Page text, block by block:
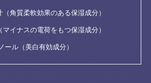
（角質柔軟効果のある保湿成分）
マイナスの電荷をもつ保湿成分）
ール（美白有効成分）